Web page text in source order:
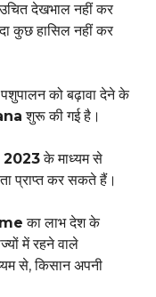
देखभाल नहीं कर
कुछ हासिल नहीं कर
पशुपालन को बढ़ावा देने के
शुरू की गई है।
2023के माध्यम से
प्राप्त कर सकते हैं।
का लाभ देश के
में रहने वाले
से, किसान अपनी